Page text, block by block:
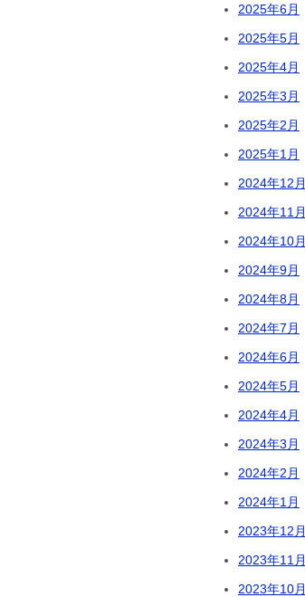
2025年6月
2025年5月
2025年4月
2025年3月
2025年2月
2025年1月
2024年12月
2024年11月
2024年10月
2024年9月
2024年8月
2024年7月
2024年6月
2024年5月
2024年4月
2024年3月
2024年2月
2024年1月
2023年12月
2023年11月
2023年10月